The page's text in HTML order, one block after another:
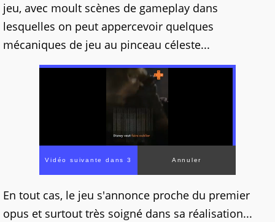
jeu, avec moult scènes de gameplay dans
lesquelles on peut appercevoir quelques
mécaniques de jeu au pinceau céleste...
En tout cas, le jeu s'annonce proche du premier
opus et surtout très soigné dans sa réalisation...